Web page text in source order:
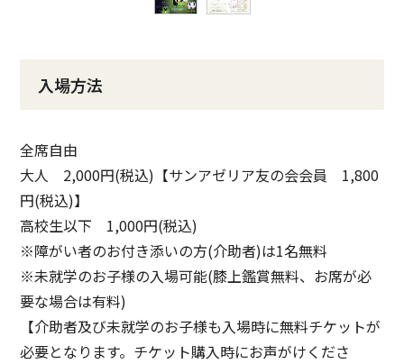
入場方法
全席自由
大人 2,000円(税込)【サンアゼリア友の会会員 1,800
円(税込)】
高校生以下 1,000円(税込)
※障がい者のお付き添いの方(介助者)は1名無料
※未就学のお子様の入場可能(膝上鑑賞無料、お席が必
要な場合は有料)
【介助者及び未就学のお子様も入場時に無料チケットが
必要となります。チケット購入時にお声がけくださ